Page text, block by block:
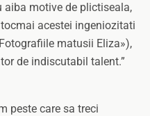
motive de plictiseala,
acestei ingeniozitati
matusii Eliza»),
de indiscutabil talent.”
peste care sa treci